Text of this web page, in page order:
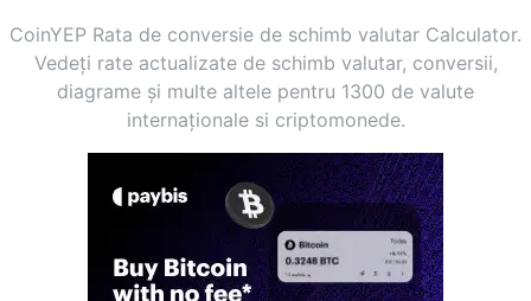
CoinYEP Rata de conversie de schimb valutar Calculator.
Vedeți rate actualizate de schimb valutar, conversii,
diagrame și multe altele pentru 1300 de valute
internaționale si criptomonede.